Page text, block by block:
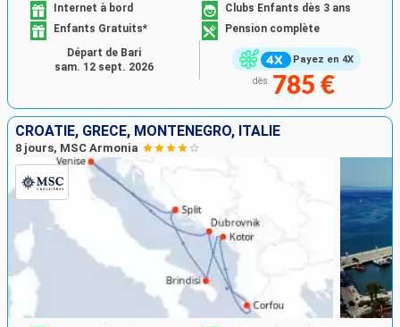
Payez en 4X
Internet à bord
Clubs Enfants dès 3 ans
Enfants Gratuits*
Pension complète
dès 785 €
Départ de Bari
sam. 12 sept. 2026
CROATIE, GRÈCE, MONTÉNÉGRO, ITALIE
8 jours, MSC Armonia